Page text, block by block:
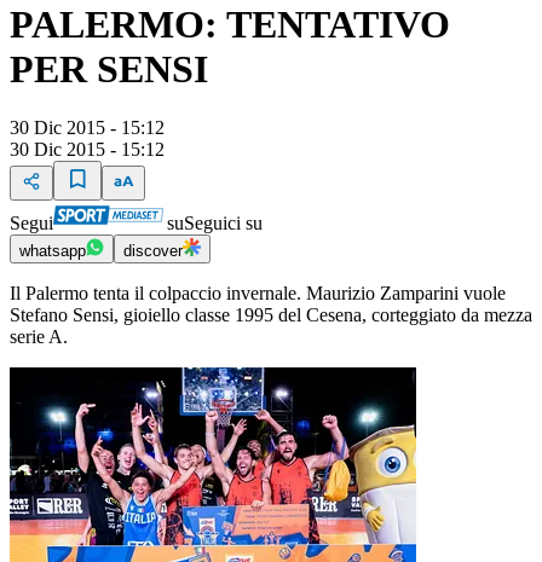
PALERMO: TENTATIVO
PER SENSI
30 Dic 2015 - 15:12
30 Dic 2015 - 15:12
Segui suSeguici su
whatsapp discover
Il Palermo tenta il colpaccio invernale. Maurizio Zamparini vuole
Stefano Sensi, gioiello classe 1995 del Cesena, corteggiato da mezza
serie A.